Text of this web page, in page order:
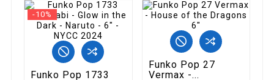
-10%
Funko Pop 1733
Funko Pop 27
Vermax -...